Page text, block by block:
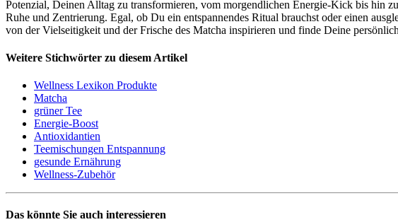
Potenzial, Deinen Alltag zu transformieren, vom morgendlichen Energie-Kick bis hin
Ruhe und Zentrierung. Egal, ob Du ein entspannendes Ritual brauchst oder einen
von der Vielseitigkeit und der Frische des Matcha inspirieren und finde Deine
Weitere Stichwörter zu diesem Artikel
Wellness Lexikon Produkte
Matcha
grüner Tee
Energie-Boost
Antioxidantien
Teemischungen Entspannung
gesunde Ernährung
Wellness-Zubehör
Das könnte Sie auch interessieren